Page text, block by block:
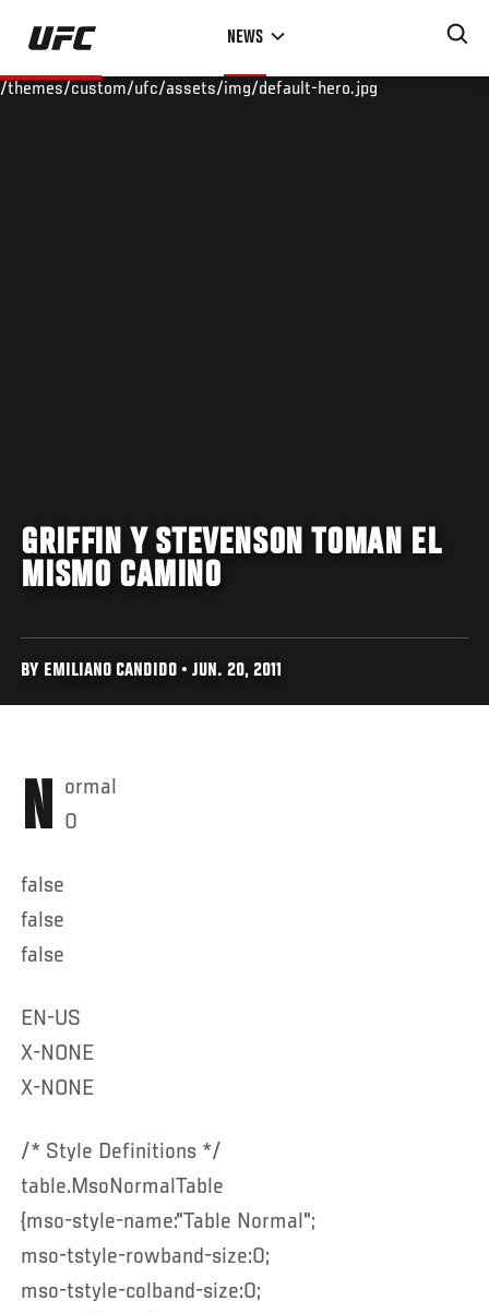
Skip
main
NEWS
/themes/custom/ufc/assets/img/default-hero.jpg
GRIFFIN Y STEVENSON TOMAN EL
MISMO CAMINO
BY EMILIANO CANDIDO • JUN. 20, 2011
Normal
0
false
false
false
EN-US
X-NONE
X-NONE
/* Style Definitions */
table.MsoNormalTable
{mso-style-name:"Table Normal";
mso-tstyle-rowband-size:0;
mso-tstyle-colband-size:0;